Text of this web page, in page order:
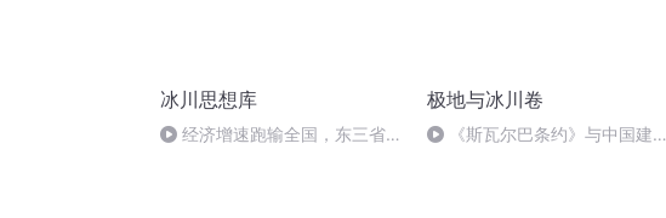
冰川思想库
经济增速跑输全国，东三省急
极地与冰川卷
《斯瓦尔巴条约》与中国建立